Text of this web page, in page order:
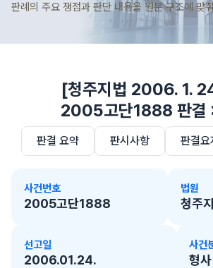
판례의 주요 쟁점과 판단 내용을 원문 구조에 맞
[청주지법 2006. 1.
2005고단1888 판결
판결 요약 판시사항 판결요
사건번호
2005고단1888
법원
청주
선고일
2006.01.24.
사건
형사